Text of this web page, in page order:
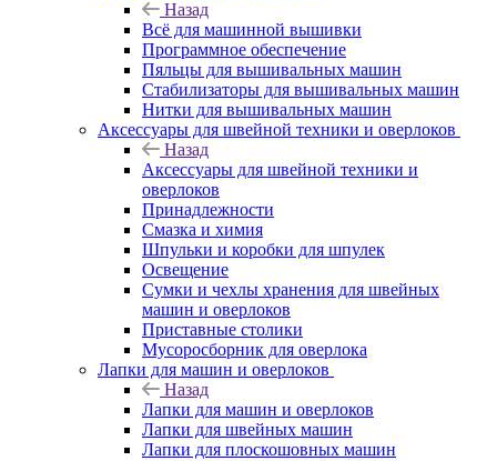
Назад
Всё для машинной вышивки
Программное обеспечение
Пяльцы для вышивальных машин
Стабилизаторы для вышивальных машин
Нитки для вышивальных машин
Аксессуары для швейной техники и оверлоков
Назад
Аксессуары для швейной техники и
оверлоков
Принадлежности
Смазка и химия
Шпульки и коробки для шпулек
Освещение
Сумки и чехлы хранения для швейных
машин и оверлоков
Приставные столики
Мусоросборник для оверлока
Лапки для машин и оверлоков
Назад
Лапки для машин и оверлоков
Лапки для швейных машин
Лапки для плоскошовных машин